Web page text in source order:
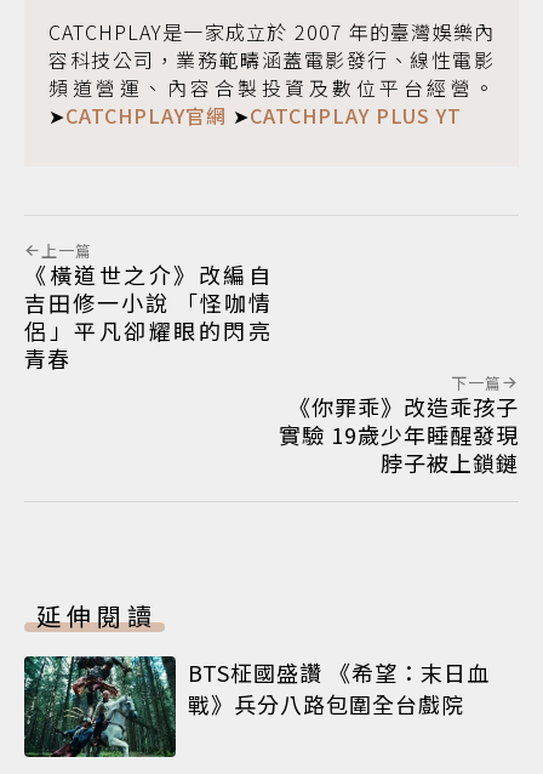
CATCHPLAY是一家成立於 2007 年的臺灣娛樂內
容科技公司，業務範疇涵蓋電影發行、線性電影
頻道營運、內容合製投資及數位平台經營。
➤CATCHPLAY官網 ➤CATCHPLAY PLUS YT
上一篇
《橫道世之介》改編自
吉田修一小說 「怪咖情
侶」平凡卻耀眼的閃亮
青春
下一篇
《你罪乖》改造乖孩子
實驗 19歲少年睡醒發現
脖子被上鎖鏈
延伸閱讀
BTS柾國盛讚 《希望：末日血
戰》兵分八路包圍全台戲院